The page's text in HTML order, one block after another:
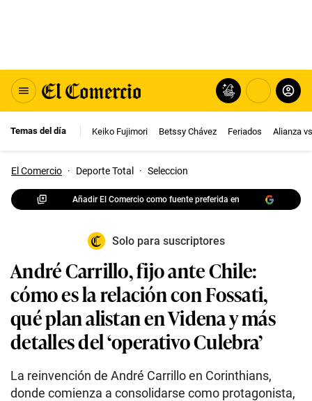
Temas del día Keiko Fujimori Betssy Chávez Feriados Alianza
El Comercio · Deporte Total · Seleccion
Añadir El Comercio como fuente preferida en
Solo para suscriptores
André Carrillo, fijo ante Chile:
cómo es la relación con Fossati,
qué plan alistan en Videna y más
detalles del ‘operativo Culebra’
La reinvención de André Carrillo en Corinthians,
donde comienza a consolidarse como protagonista,